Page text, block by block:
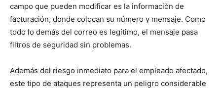
campo que pueden modificar es la información de
facturación, donde colocan su número y mensaje. Como
todo lo demás del correo es legítimo, el mensaje pasa
filtros de seguridad sin problemas.
Además del riesgo inmediato para el empleado afectado,
este tipo de ataques representa un peligro considerable